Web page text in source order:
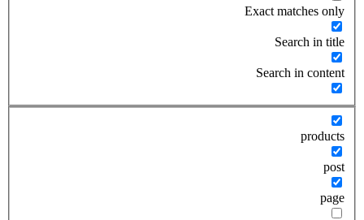
Exact matches only
Search in title
Search in content
products
post
page